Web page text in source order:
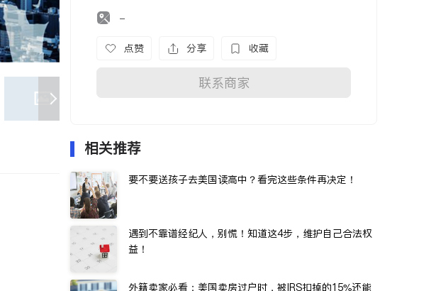
-
点赞 分享 收藏
联系商家
相关推荐
要不要送孩子去美国读高中？看完这些条件再决定！
遇到不靠谱经纪人，别慌！知道这4步，维护自己合法权
益！
外籍卖家必看：美国卖房过户时，被IRS扣掉的15%还能